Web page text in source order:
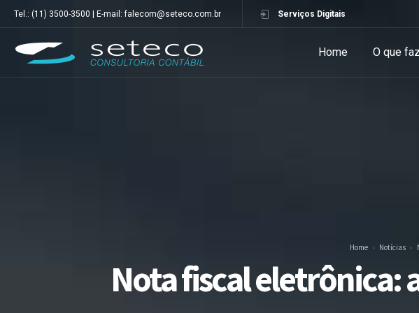
Tel.: (11) 3500-3500 | E-mail: falecom@seteco.com.br Serviços Digitais
Home O que
Home Notícias
Nota fiscal eletrônica: